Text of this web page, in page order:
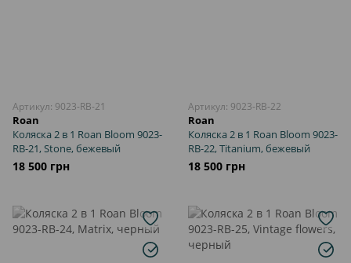
Артикул: 9023-RB-21
Roan
Коляска 2 в 1 Roan Bloom 9023-
RB-21, Stone, бежевый
18 500 грн
Артикул: 9023-RB-22
Roan
Коляска 2 в 1 Roan Bloom 9023-
RB-22, Titanium, бежевый
18 500 грн